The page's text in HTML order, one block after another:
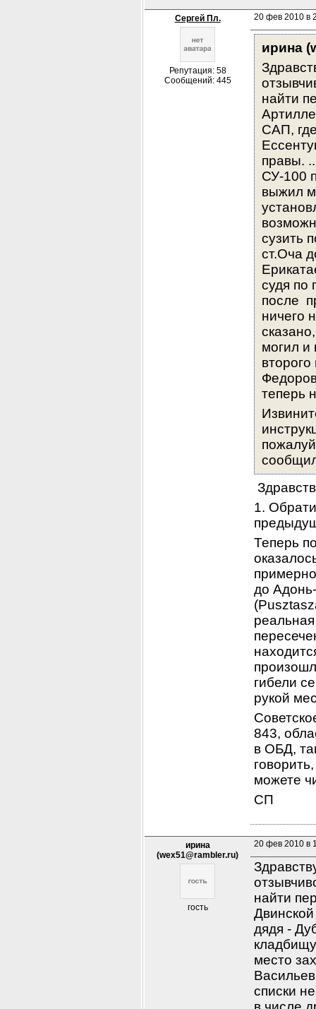
Сергей Пл.
Репутация: 58
Сообщений: 445
20 фев 2010 в
ирина
найти
САП,
правы.
СУ-100
выжил
сузить
ст.Оча
судя по
после
ничего
могил и
теперь
1.
Теперь
до
гибели
рукой
843,
в ОБД,
можете
СП
ирина
(wex51@rambler.ru)
гость
20 фев 2010 в
найти
дядя -
место
списки